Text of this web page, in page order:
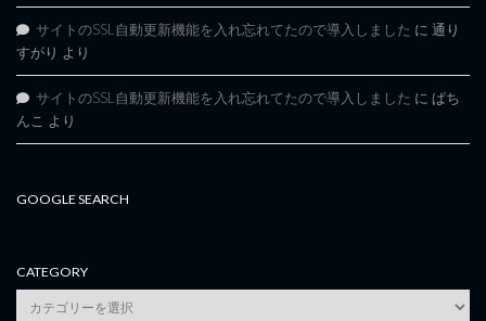
サイトのSSL自動更新機能を入れ忘れてたので導入しました に 通り
すがり より
サイトのSSL自動更新機能を入れ忘れてたので導入しました に ぱち
んこ より
GOOGLE SEARCH
CATEGORY
category